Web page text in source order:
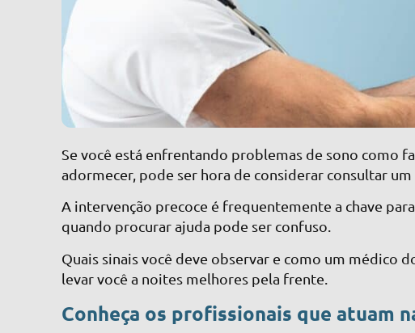
Se você está enfrentando problemas de sono como
adormecer, pode ser hora de considerar consultar um
A intervenção precoce é frequentemente a chave
quando procurar ajuda pode ser confuso.
Quais sinais você deve observar e como um médico
levar você a noites melhores pela frente.
Conheça os profissionais que atuam